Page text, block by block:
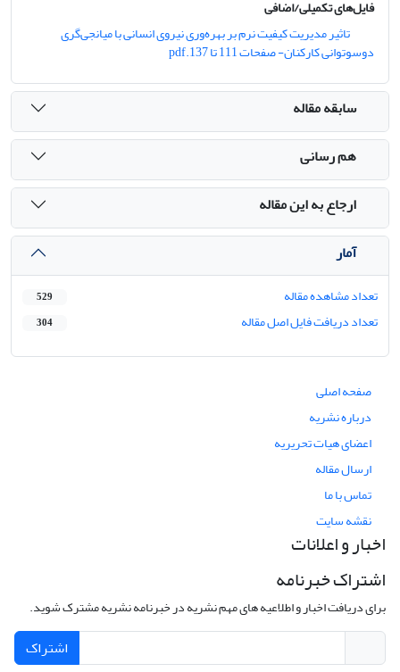
فایل‌های تکمیلی/اضافی
تاثیر مدیریت کیفیت نرم بر بهره‌وری نیروی انسانی با میانجی‌گری
دوسوتوانی کارکنان- صفحات 111 تا 137.pdf
سابقه مقاله
هم رسانی
ارجاع به این مقاله
آمار
تعداد مشاهده مقاله 529
تعداد دریافت فایل اصل مقاله 304
صفحه اصلی
درباره نشریه
اعضای هیات تحریریه
ارسال مقاله
تماس با ما
نقشه سایت
اخبار و اعلانات
اشتراک خبرنامه
برای دریافت اخبار و اطلاعیه های مهم نشریه در خبرنامه نشریه مشترک شوید.
اشتراک